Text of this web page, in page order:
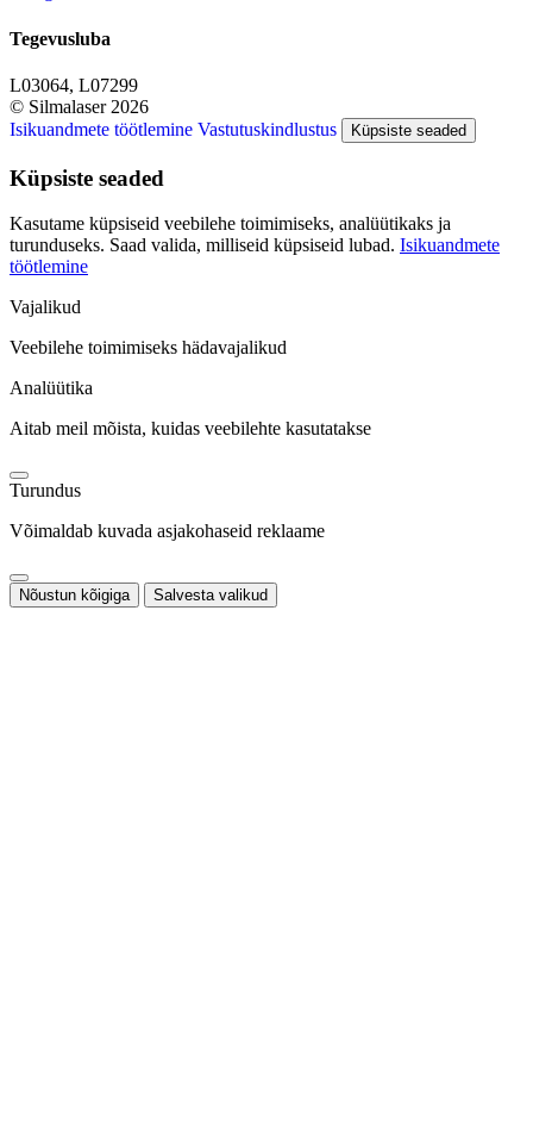
Tegevusluba
L03064, L07299
© Silmalaser 2026
Isikuandmete töötlemine Vastutuskindlustus Küpsiste seaded
Küpsiste seaded
Kasutame küpsiseid veebilehe toimimiseks, analüütikaks ja
turunduseks. Saad valida, milliseid küpsiseid lubad. Isikuandmete
töötlemine
Vajalikud
Veebilehe toimimiseks hädavajalikud
Analüütika
Aitab meil mõista, kuidas veebilehte kasutatakse
Turundus
Võimaldab kuvada asjakohaseid reklaame
Nõustun kõigiga Salvesta valikud